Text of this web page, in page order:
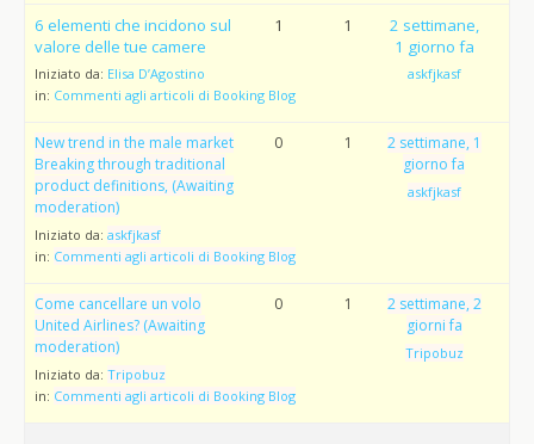
6 elementi che incidono sul
valore delle tue camere
Iniziato da: Elisa D’Agostino
in: Commenti agli articoli di Booking Blog
1 1
2 settimane,
1 giorno fa
askfjkasf
New trend in the male market
Breaking through traditional
product definitions, (Awaiting
moderation)
Iniziato da: askfjkasf
in: Commenti agli articoli di Booking Blog
0 1
2 settimane, 1
giorno fa
askfjkasf
Come cancellare un volo
United Airlines? (Awaiting
moderation)
Iniziato da: Tripobuz
in: Commenti agli articoli di Booking Blog
0 1
2 settimane, 2
giorni fa
Tripobuz